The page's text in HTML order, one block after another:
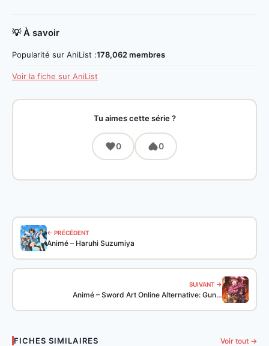
💡 À savoir
Popularité sur AniList :178,062 membres
Voir la fiche sur AniList
Tu aimes cette série ?
0 0
← PRÉCÉDENT
Animé – Haruhi Suzumiya
SUIVANT →
Animé – Sword Art Online Alternative: Gun…
FICHES SIMILAIRES Voir tout →